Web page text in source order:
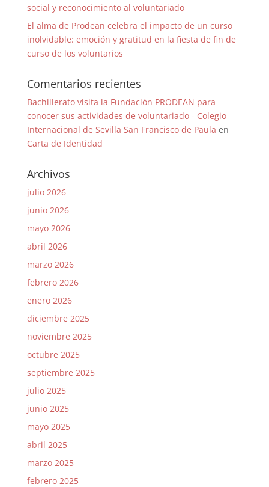
social y reconocimiento al voluntariado
El alma de Prodean celebra el impacto de un curso
inolvidable: emoción y gratitud en la fiesta de fin de
curso de los voluntarios
Comentarios recientes
Bachillerato visita la Fundación PRODEAN para
conocer sus actividades de voluntariado - Colegio
Internacional de Sevilla San Francisco de Paula en
Carta de Identidad
Archivos
julio 2026
junio 2026
mayo 2026
abril 2026
marzo 2026
febrero 2026
enero 2026
diciembre 2025
noviembre 2025
octubre 2025
septiembre 2025
julio 2025
junio 2025
mayo 2025
abril 2025
marzo 2025
febrero 2025